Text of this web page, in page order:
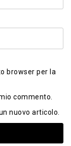
browser per la
commento.
nuovo articolo.